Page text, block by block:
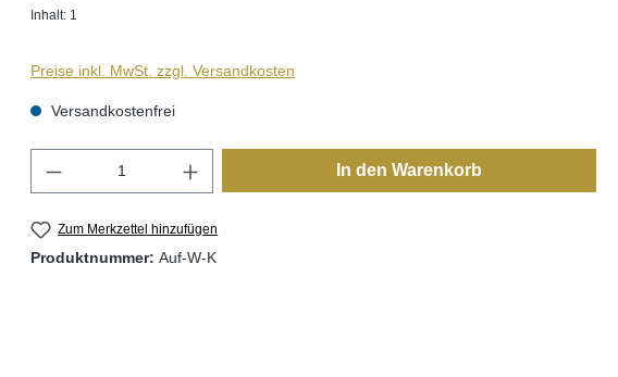
Inhalt: 1
Preise inkl. MwSt. zzgl. Versandkosten
Versandkostenfrei
Produkt Anzahl: Gib den gewünschten Wert ein
In den Warenkorb
Zum Merkzettel hinzufügen
Produktnummer: Auf-W-K